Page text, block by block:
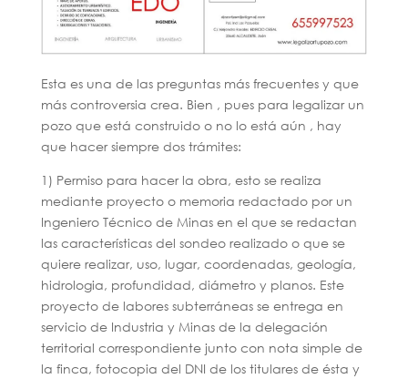
Esta es una de las preguntas más frecuentes y que
más controversia crea. Bien , pues para legalizar un
pozo que está construido o no lo está aún , hay
que hacer siempre dos trámites:
1) Permiso para hacer la obra, esto se realiza
mediante proyecto o memoria redactado por un
Ingeniero Técnico de Minas en el que se redactan
las características del sondeo realizado o que se
quiere realizar, uso, lugar, coordenadas, geología,
hidrologia, profundidad, diámetro y planos. Este
proyecto de labores subterráneas se entrega en
servicio de Industria y Minas de la delegación
territorial correspondiente junto con nota simple de
la finca, fotocopia del DNI de los titulares de ésta y